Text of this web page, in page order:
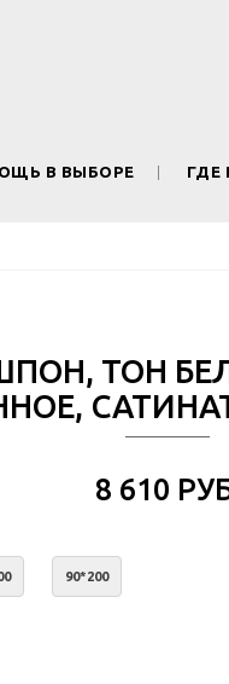
В ВЫБОРЕ ГДЕ
ТОН
8 610
90*200